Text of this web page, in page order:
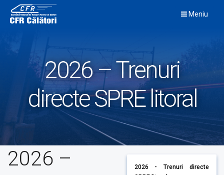
content
Meniu
2026 – Trenuri
directe SPRE litoral
2026 –
2026 - Trenuri directe